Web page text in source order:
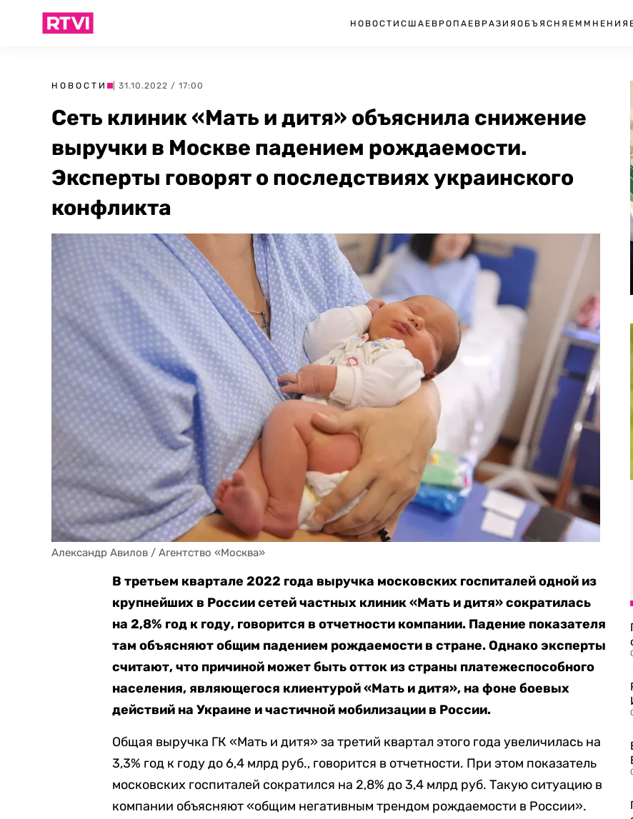
НОВОСТИ США ЕВРОПА ЕВРАЗИЯ ОБЪЯСНЯЕМ МНЕНИЯ
НОВОСТИ | 31.10.2022 / 17:00
Сеть клиник «Мать и дитя» объяснила снижение
выручки в Москве падением рождаемости.
Эксперты говорят о последствиях украинского
конфликта
Александр Авилов / Агентство «Москва»
В третьем квартале 2022 года выручка московских госпиталей одной из
крупнейших в России сетей частных клиник «Мать и дитя» сократилась
на 2,8% год к году, говорится в отчетности компании. Падение показателя
там объясняют общим падением рождаемости в стране. Однако эксперты
считают, что причиной может быть отток из страны платежеспособного
населения, являющегося клиентурой «Мать и дитя», на фоне боевых
действий на Украине и частичной мобилизации в России.
Общая выручка ГК «Мать и дитя» за третий квартал этого года увеличилась на
3,3% год к году до 6,4 млрд руб., говорится в отчетности. При этом показатель
московских госпиталей сократился на 2,8% до 3,4 млрд руб. Такую ситуацию в
компании объясняют «общим негативным трендом рождаемости в России».